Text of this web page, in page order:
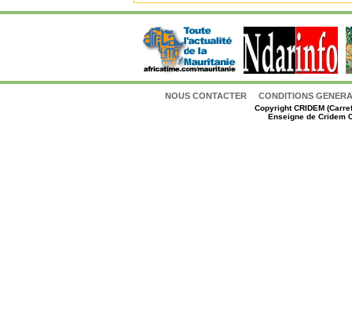
NOUS CONTACTER CONDITIONS
CopyrightCRIDEM
Enseigne de Cridem